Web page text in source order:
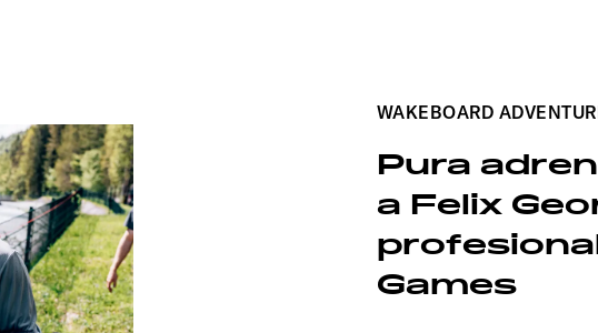
WAKEBOARD
Pura
a Felix
Games